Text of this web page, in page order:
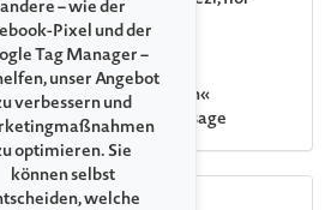
siento yo«
»La Negrina«
you merry, Gentlemen«
nach Ansage
andere – wie der
Pixel und der
Tag Manager –
unser Angebot
verbessern und
optimieren. Sie
können selbst
welche